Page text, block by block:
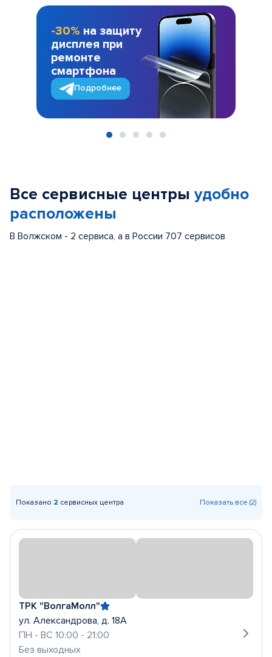
-30% на защиту
дисплея при
ремонте
смартфона
Подробнее
Все сервисные центры удобно
расположены
В Волжском - 2 сервиса, а в России 707 сервисов
Показано 2 сервисных центра Показать все (2)
ТРК "ВолгаМолл"
ул. Александрова, д. 18А
ПН - ВС 10:00 - 21:00
Без выходных